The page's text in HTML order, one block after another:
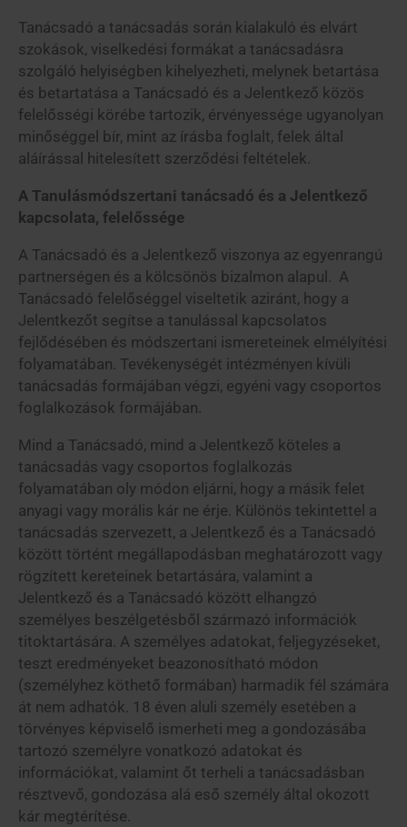
Tanácsadó a tanácsadás során kialakuló és elvárt
szokások, viselkedési formákat a tanácsadásra
szolgáló helyiségben kihelyezheti, melynek betartása
és betartatása a Tanácsadó és a Jelentkező közös
felelősségi körébe tartozik, érvényessége ugyanolyan
minőséggel bír, mint az írásba foglalt, felek által
aláírással hitelesített szerződési feltételek.
A Tanulásmódszertani tanácsadó és a Jelentkező
kapcsolata, felelőssége
A Tanácsadó és a Jelentkező viszonya az egyenrangú
partnerségen és a kölcsönös bizalmon alapul. A
Tanácsadó felelőséggel viseltetik aziránt, hogy a
Jelentkezőt segítse a tanulással kapcsolatos
fejlődésében és módszertani ismereteinek elmélyítési
folyamatában. Tevékenységét intézményen kívüli
tanácsadás formájában végzi, egyéni vagy csoportos
foglalkozások formájában.
Mind a Tanácsadó, mind a Jelentkező köteles a
tanácsadás vagy csoportos foglalkozás
folyamatában oly módon eljárni, hogy a másik felet
anyagi vagy morális kár ne érje. Különös tekintettel a
tanácsadás szervezett, a Jelentkező és a Tanácsadó
között történt megállapodásban meghatározott vagy
rögzített kereteinek betartására, valamint a
Jelentkező és a Tanácsadó között elhangzó
személyes beszélgetésből származó információk
titoktartására. A személyes adatokat, feljegyzéseket,
teszt eredményeket beazonosítható módon
(személyhez köthető formában) harmadik fél számára
át nem adhatók. 18 éven aluli személy esetében a
törvényes képviselő ismerheti meg a gondozásába
tartozó személyre vonatkozó adatokat és
információkat, valamint őt terheli a tanácsadásban
résztvevő, gondozása alá eső személy által okozott
kár megtérítése.